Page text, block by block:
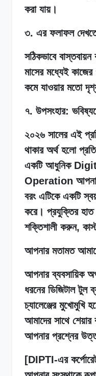
করা যায়।
৩. এর ফলাফল
সঠিকভাবে
মাসের মধ্যেই
কমে যাওয়ার মতো
৭. উপসংহার:
২০২৬ সালের এই
থাকার অর্থ হলো
একটি আধুনিক
Operation আপনার
বরং এটিকে একটি
করে। প্রযুক্তির
শক্তিশালী করুন,
আপনার মতামত
আপনার ব্যবসায়িক
ধরনের ডিজিটাল টুল
চ্যালেঞ্জের মুখোমুখি
আমাদের সাথে
আপনার প্রশ্নের
[DIPTI-এর